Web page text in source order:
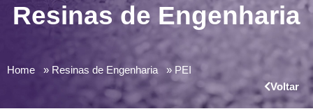
Resinas de Engenharia
Home Resinas de Engenharia
PEI
Voltar